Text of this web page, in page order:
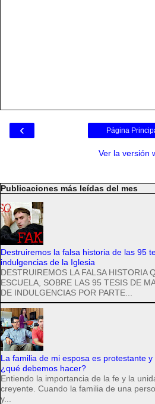
‹ Página
Ver la versión
Publicaciones más leídas del mes
Destruiremos la falsa historia de las 95
indulgencias de la Iglesia
DESTRUIREMOS LA FALSA HISTORIA
ESCUELA, SOBRE LAS 95 TESIS DE
DE INDULGENCIAS POR PARTE...
La familia de mi esposa es protestante y
¿qué debemos hacer?
Entiendo la importancia de la fe y la
creyente. Cuando la familia de una
y...